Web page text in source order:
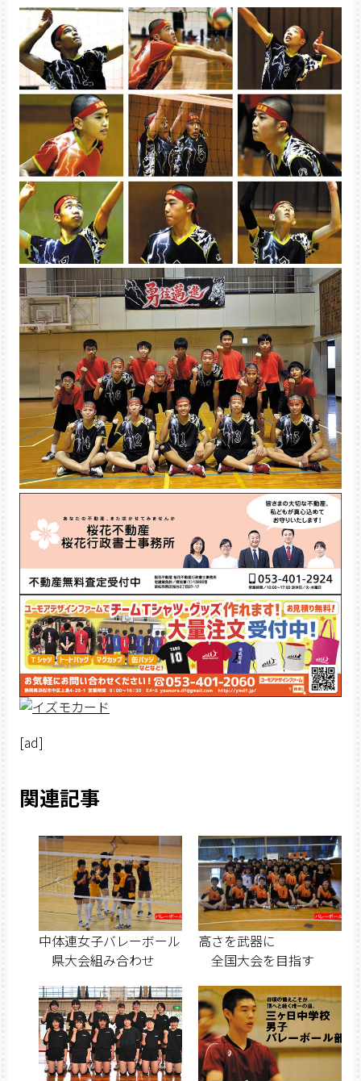
[ad]
関連記事
中体連女子バレーボール
県大会組み合わせ
高さを武器に
全国大会を目指す